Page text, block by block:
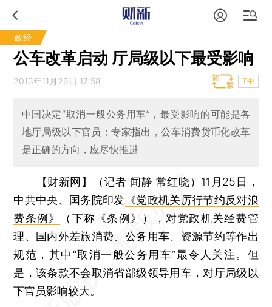
政经
公车改革启动 厅局级以下最受影响
2013年11月26日 17:58 T中
中国决定“取消一般公务用车”，最受影响的可能是各
地厅局级以下官员；专家指出，公车消费货币化改革
是正确的方向，应尽快推进
【财新网】（记者 闻静 常红晓） 11月25日，
中共中央、国务院印发 《党政机关厉行节约反对浪
费条例》
（下称《条例》），对党政机关经费管
理、国内外差旅消费、 公务用车、资源节约等作出
规范，其中“取消一般公务用车”最令人关注。但
是，该条款不会取消省部级领导用车，对厅局级以
下官员影响较大。